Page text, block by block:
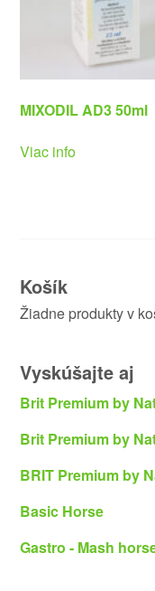
MIXODIL AD3 50ml
Viac info
Košík
Žiadne produkty v
Vyskúšajte aj
Brit Premium by
Brit Premium by
BRIT Premium by
Basic Horse
Gastro - Mash